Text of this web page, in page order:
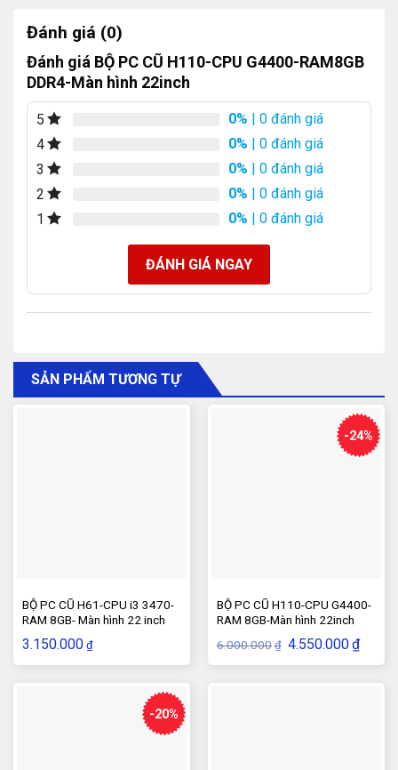
Đánh giá (0)
Đánh giá BỘ PC CŨ H110-CPU G4400-RAM8GB
DDR4-Màn hình 22inch
5 0% | 0 đánh giá
4
0% | 0 đánh giá
3
0% | 0 đánh giá
2
0% | 0 đánh giá
1
0% | 0 đánh giá
ĐÁNH GIÁ NGAY
SẢN PHẨM TƯƠNG TỰ
BỘ PC CŨ H61-CPU i3 3470-
RAM 8GB- Màn hình 22 inch
3.150.000 ₫
-24%
BỘ PC CŨ H110-CPU G4400-
RAM 8GB-Màn hình 22inch
6.000.000 ₫ Giá
gốc
là:
4.550.000₫Giá
hiện
tại
-20%